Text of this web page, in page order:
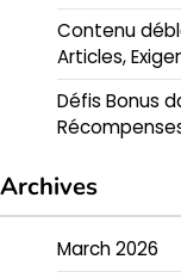
Contenu
Articles,
Défis Bonus
Archives
March 2026